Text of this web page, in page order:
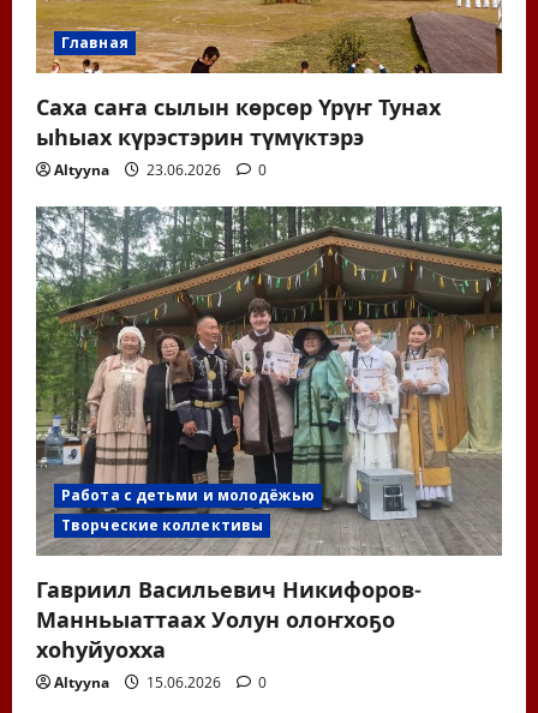
Главная
Саха саҥа сылын көрсөр Үрүҥ Тунах
ыһыах күрэстэрин түмүктэрэ
Altyyna 23.06.2026 0
Работа с детьми и молодёжью
Творческие коллективы
Гавриил Васильевич Никифоров-
Манньыаттаах Уолун олоҥхоҕо
хоһуйуохха
Altyyna 15.06.2026 0